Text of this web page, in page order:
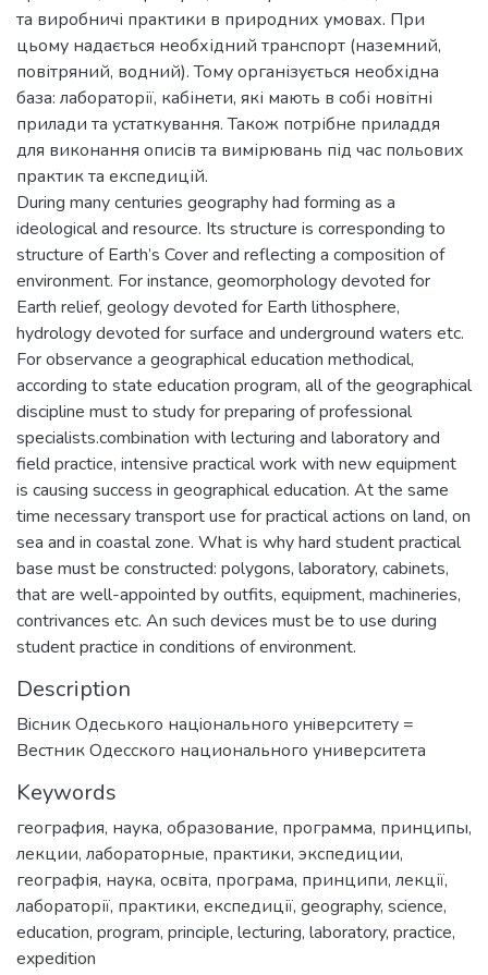
та виробничі практики в природних умовах. При
цьому надається необхідний транспорт (наземний,
повітряний, водний). Тому організується необхідна
база: лабораторії, кабінети, які мають в собі новітні
прилади та устаткування. Також потрібне приладдя
для виконання описів та вимірювань під час польових
практик та експедицій.
During many centuries geography had forming as a
ideological and resource. Its structure is corresponding to
structure of Earth’s Cover and reflecting a composition of
environment. For instance, geomorphology devoted for
Earth relief, geology devoted for Earth lithosphere,
hydrology devoted for surface and underground waters etc.
For observance a geographical education methodical,
according to state education program, all of the geographical
discipline must to study for preparing of professional
specialists.combination with lecturing and laboratory and
field practice, intensive practical work with new equipment
is causing success in geographical education. At the same
time necessary transport use for practical actions on land, on
sea and in coastal zone. What is why hard student practical
base must be constructed: polygons, laboratory, cabinets,
that are well-appointed by outfits, equipment, machineries,
contrivances etc. An such devices must be to use during
student practice in conditions of environment.
Description
Вiсник Одеського нацiонального унiверситету =
Вестник Одесского национального университета
Keywords
география, наука, образование, программа, принципы,
лекции, лабораторные, практики, экспедиции,
географія, наука, освіта, програма, принципи, лекції,
лабораторії, практики, експедиції, geography, science,
education, program, principle, lecturing, laboratory, practice,
expedition